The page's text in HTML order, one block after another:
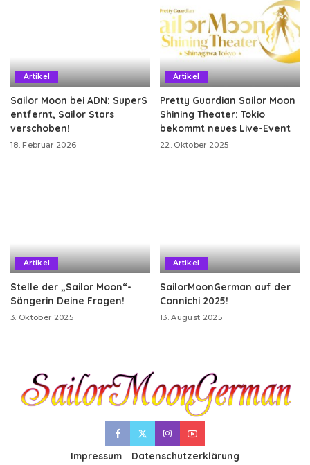
Artikel
Sailor Moon bei ADN: SuperS
entfernt, Sailor Stars
verschoben!
18. Februar 2026
Artikel
Pretty Guardian Sailor Moon
Shining Theater: Tokio
bekommt neues Live-Event
22. Oktober 2025
Artikel
Stelle der „Sailor Moon“-
Sängerin Deine Fragen!
3. Oktober 2025
Artikel
SailorMoonGerman auf der
Connichi 2025!
13. August 2025
Impressum Datenschutzerklärung